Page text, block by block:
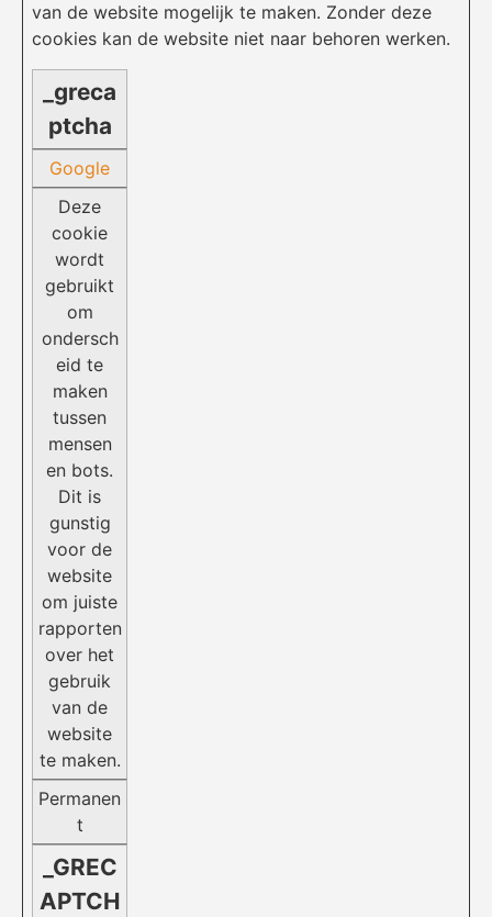
van de website mogelijk te maken. Zonder deze
cookies kan de website niet naar behoren werken.
_greca
ptcha
Google
Deze
cookie
wordt
gebruikt
om
ondersch
eid te
maken
tussen
mensen
en bots.
Dit is
gunstig
voor de
website
om juiste
rapporten
over het
gebruik
van de
website
te maken.
Permanen
t
_GREC
APTCH